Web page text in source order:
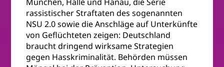
rassistischer Straftaten des sogenannten
NSU 2.0 sowie die Anschläge auf Unterkünfte
von Geflüchteten zeigen: Deutschland
braucht dringend wirksame Strategien
gegen Hasskriminalität. Behörden müssen